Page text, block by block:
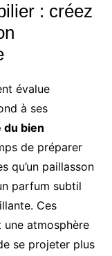
: créez
évalue
à ses
du bien
de préparer
qu’un paillasson
parfum subtil
Ces
atmosphère
se projeter plus